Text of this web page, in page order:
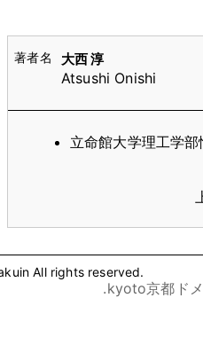
大西 淳
Atsushi Onishi
立命館大学理工学
All rights reserved.
.kyoto京都ド